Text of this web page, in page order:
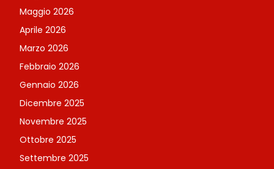
Maggio 2026
Aprile 2026
Marzo 2026
Febbraio 2026
Gennaio 2026
Dicembre 2025
Novembre 2025
Ottobre 2025
Settembre 2025